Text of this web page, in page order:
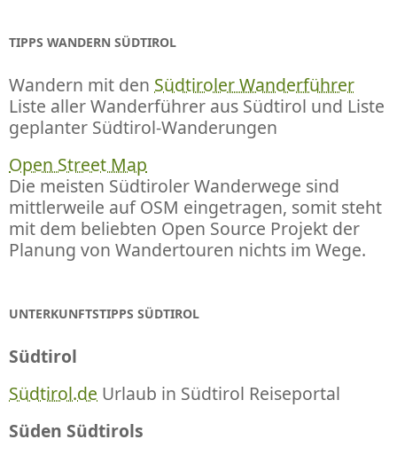
TIPPS WANDERN SÜDTIROL
Wandern mit den Südtiroler Wanderführer
Liste aller Wanderführer aus Südtirol und Liste
geplanter Südtirol-Wanderungen
Open Street Map
Die meisten Südtiroler Wanderwege sind
mittlerweile auf OSM eingetragen, somit steht
mit dem beliebten Open Source Projekt der
Planung von Wandertouren nichts im Wege.
UNTERKUNFTSTIPPS SÜDTIROL
Südtirol
Südtirol.de Urlaub in Südtirol Reiseportal
Süden Südtirols